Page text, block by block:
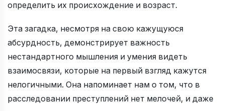
определить их происхождение и возраст.
Эта загадка, несмотря на свою кажущуюся
абсурдность, демонстрирует важность
нестандартного мышления и умения видеть
взаимосвязи, которые на первый взгляд кажутся
нелогичными. Она напоминает нам о том, что в
расследовании преступлений нет мелочей, и даже